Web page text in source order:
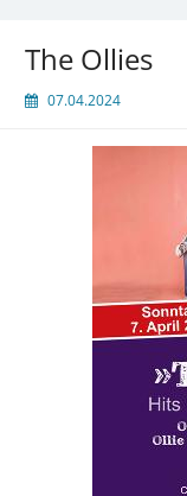
The Ollies
07.04.2024